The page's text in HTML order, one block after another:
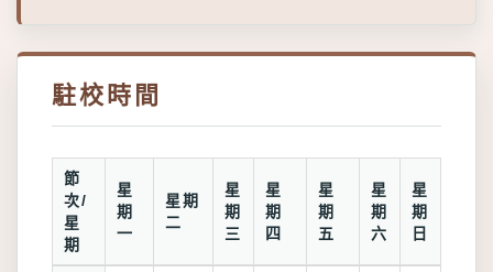
駐校時間
節
次/
星
期
星
期
一
星期
二
星
期
三
星
期
四
星
期
五
星
期
六
星
期
日